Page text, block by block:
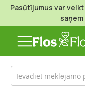
Pasūtījumus var